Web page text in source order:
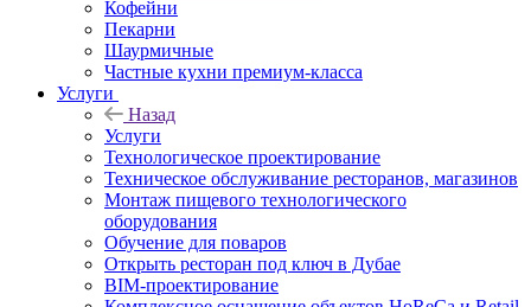
Кофейни
Пекарни
Шаурмичные
Частные кухни премиум-класса
Услуги
Назад
Услуги
Технологическое проектирование
Техническое обслуживание ресторанов, магазинов
Монтаж пищевого технологического
оборудования
Обучение для поваров
Открыть ресторан под ключ в Дубае
BIM-проектирование